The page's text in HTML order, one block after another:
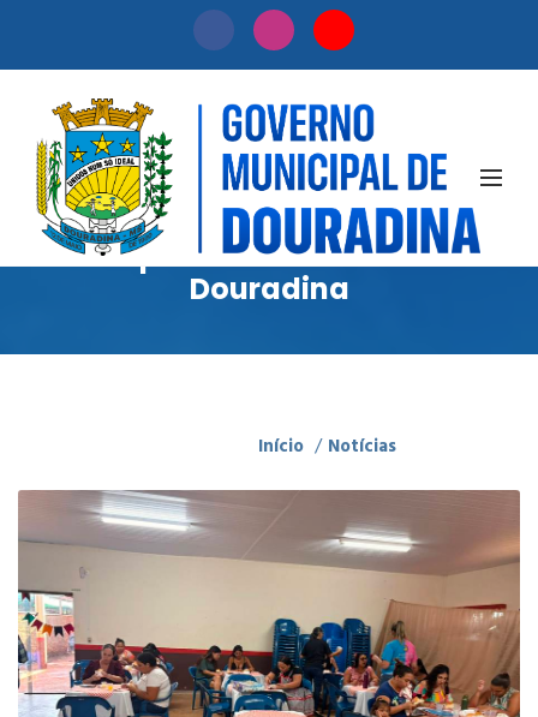
Notícias
Acompanhe as novidades de
Douradina
Início / Notícias